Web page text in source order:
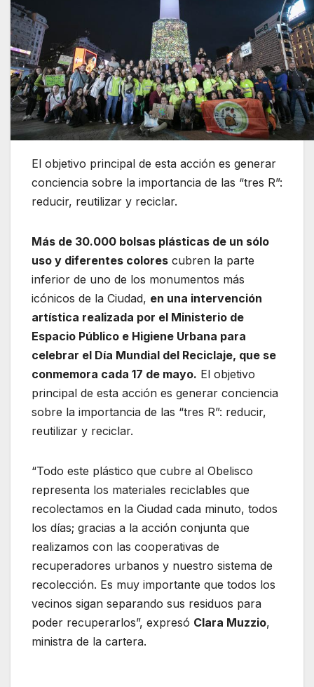
El objetivo principal de esta acción es generar
conciencia sobre la importancia de las “tres R”:
reducir, reutilizar y reciclar.
Más de 30.000 bolsas plásticas de un sólo
uso y diferentes colores cubren la parte
inferior de uno de los monumentos más
icónicos de la Ciudad, en una intervención
artística realizada por el Ministerio de
Espacio Público e Higiene Urbana para
celebrar el Día Mundial del Reciclaje, que se
conmemora cada 17 de mayo. El objetivo
principal de esta acción es generar conciencia
sobre la importancia de las “tres R”: reducir,
reutilizar y reciclar.
“Todo este plástico que cubre al Obelisco
representa los materiales reciclables que
recolectamos en la Ciudad cada minuto, todos
los días; gracias a la acción conjunta que
realizamos con las cooperativas de
recuperadores urbanos y nuestro sistema de
recolección. Es muy importante que todos los
vecinos sigan separando sus residuos para
poder recuperarlos”, expresó Clara Muzzio,
ministra de la cartera.